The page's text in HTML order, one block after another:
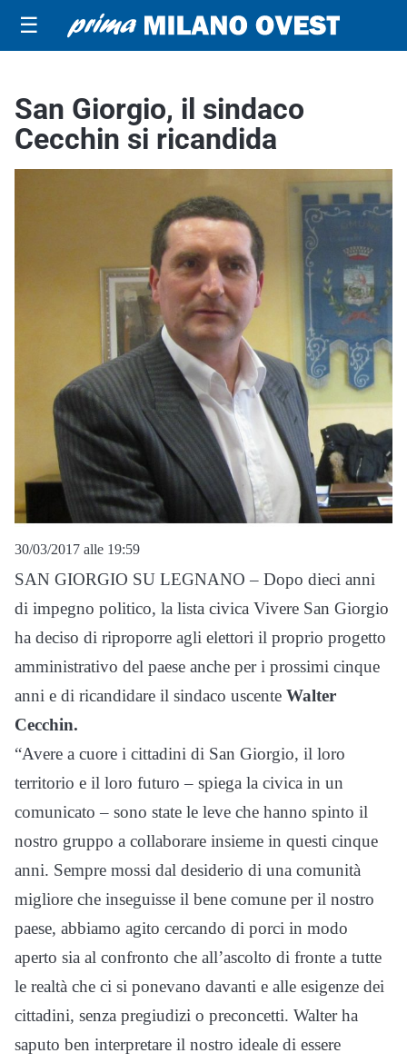
☰
San Giorgio, il sindaco
Cecchin si ricandida
30/03/2017 alle 19:59
SAN GIORGIO SU LEGNANO – Dopo dieci anni
di impegno politico, la lista civica Vivere San Giorgio
ha deciso di riproporre agli elettori il proprio progetto
amministrativo del paese anche per i prossimi cinque
anni e di ricandidare il sindaco uscente Walter
Cecchin.
“Avere a cuore i cittadini di San Giorgio, il loro
territorio e il loro futuro – spiega la civica in un
comunicato – sono state le leve che hanno spinto il
nostro gruppo a collaborare insieme in questi cinque
anni. Sempre mossi dal desiderio di una comunità
migliore che inseguisse il bene comune per il nostro
paese, abbiamo agito cercando di porci in modo
aperto sia al confronto che all’ascolto di fronte a tutte
le realtà che ci si ponevano davanti e alle esigenze dei
cittadini, senza pregiudizi o preconcetti. Walter ha
saputo ben interpretare il nostro ideale di essere